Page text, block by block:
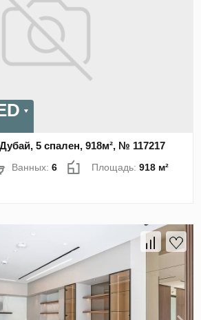
5 спален, 918м², № 117217
Ванных:6 Площадь:918 м²